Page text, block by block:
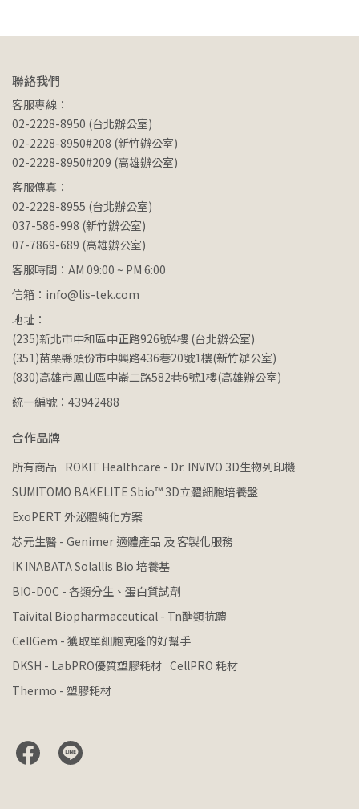
聯絡我們
客服專線：
02-2228-8950 (台北辦公室)
02-2228-8950#208 (新竹辦公室)
02-2228-8950#209 (高雄辦公室)
客服傳真：
02-2228-8955 (台北辦公室)
037-586-998 (新竹辦公室)
07-7869-689 (高雄辦公室)
客服時間：AM 09:00 ~ PM 6:00
信箱：info@lis-tek.com
地址：
(235)新北市中和區中正路926號4樓 (台北辦公室)
(351)苗栗縣頭份市中興路436巷20號1樓(新竹辦公室)
(830)高雄市鳳山區中崙二路582巷6號1樓(高雄辦公室)
統一編號：43942488
合作品牌
所有商品 ROKIT Healthcare - Dr. INVIVO 3D生物列印機
SUMITOMO BAKELITE Sbio™ 3D立體細胞培養盤
ExoPERT 外泌體純化方案
芯元生醫 - Genimer 適體產品 及 客製化服務
IK INABATA Solallis Bio 培養基
BIO-DOC - 各類分生、蛋白質試劑
Taivital Biopharmaceutical - Tn醣類抗體
CellGem - 獲取單細胞克隆的好幫手
DKSH - LabPRO優質塑膠耗材 CellPRO 耗材
Thermo - 塑膠耗材